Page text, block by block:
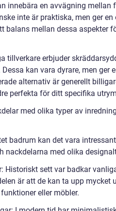
innebära en avvägning mellan
inte är praktiska, men ger en
balans mellan dessa aspekter
tillverkare erbjuder
kan vara dyrare, men ger
alternativ är generellt
perfekta för ditt specifika
med olika typer av
badrum kan det vara
nackdelarna med olika
Historiskt sett var badkar
är att de kan ta upp mycket
eller möbler.